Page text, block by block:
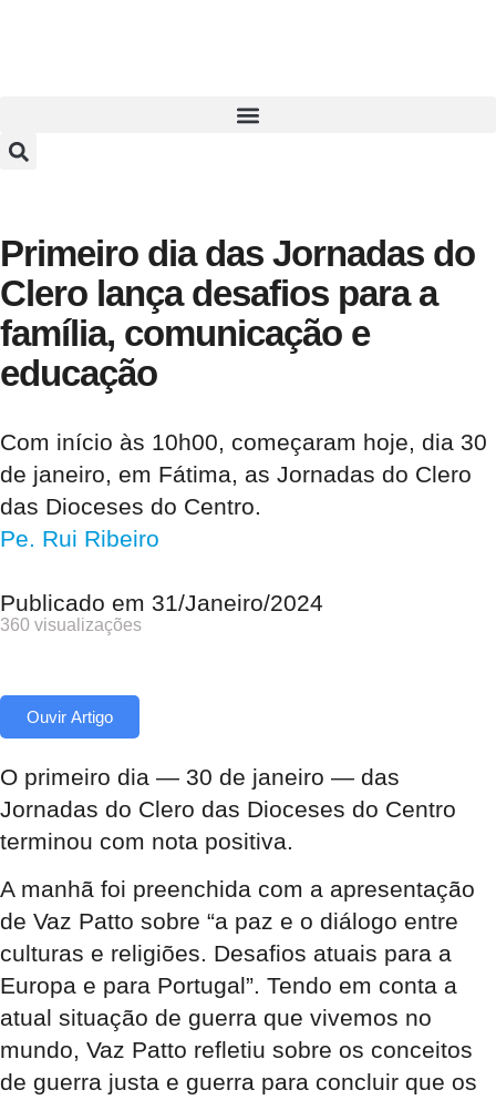
Primeiro dia das Jornadas do
Clero lança desafios para a
família, comunicação e
educação
Com início às 10h00, começaram hoje, dia 30
de janeiro, em Fátima, as Jornadas do Clero
das Dioceses do Centro.
Pe. Rui Ribeiro
Publicado em 31/Janeiro/2024
360 visualizações
Ouvir Artigo
O primeiro dia — 30 de janeiro — das
Jornadas do Clero das Dioceses do Centro
terminou com nota positiva.
A manhã foi preenchida com a apresentação
de Vaz Patto sobre “a paz e o diálogo entre
culturas e religiões. Desafios atuais para a
Europa e para Portugal”. Tendo em conta a
atual situação de guerra que vivemos no
mundo, Vaz Patto refletiu sobre os conceitos
de guerra justa e guerra para concluir que os